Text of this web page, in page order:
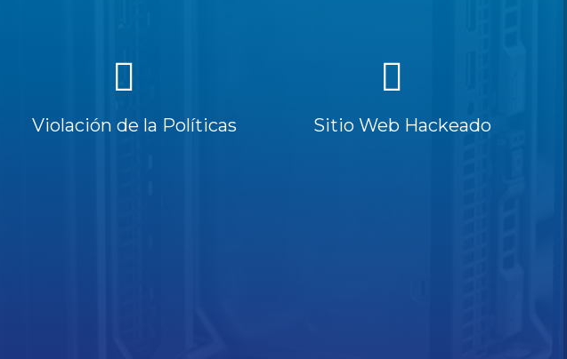
Violación de la Políticas Sitio Web Hackeado